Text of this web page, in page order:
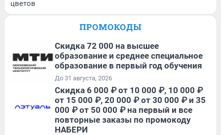
цветов
ПРОМОКОДЫ
Скидка 72 000 на высшее
образование и среднее специальное
образование в первый год обучения
До 31 августа, 2026
Скидка 6 000 ₽ от 10 000 ₽, 10 000 ₽
от 15 000 ₽, 20 000 ₽ от 30 000 ₽ и 35
000 ₽ от 50 000 ₽ на первый и все
повторные заказы по промокоду
НАБЕРИ